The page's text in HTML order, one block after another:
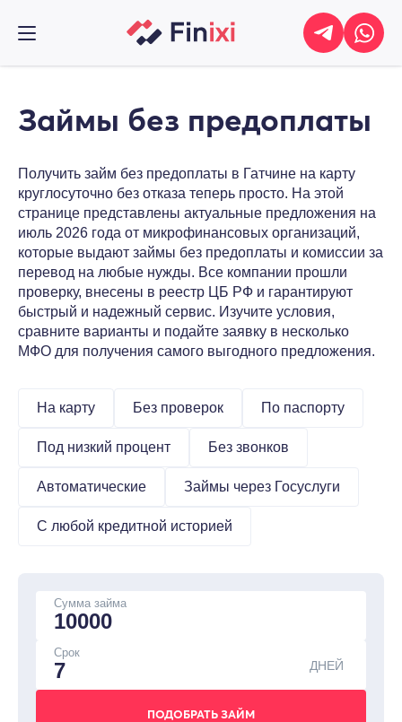
Займы без предоплаты
Получить займ без предоплаты в Гатчине на карту
круглосуточно без отказа теперь просто. На этой
странице представлены актуальные предложения на
июль 2026 года от микрофинансовых организаций,
которые выдают займы без предоплаты и комиссии за
перевод на любые нужды. Все компании прошли
проверку, внесены в реестр ЦБ РФ и гарантируют
быстрый и надежный сервис. Изучите условия,
сравните варианты и подайте заявку в несколько
МФО для получения самого выгодного предложения.
На карту Без проверок По паспорту
Под низкий процент Без звонков
Автоматические Займы через Госуслуги
С любой кредитной историей
Сумма займа
Срок
ДНЕЙ